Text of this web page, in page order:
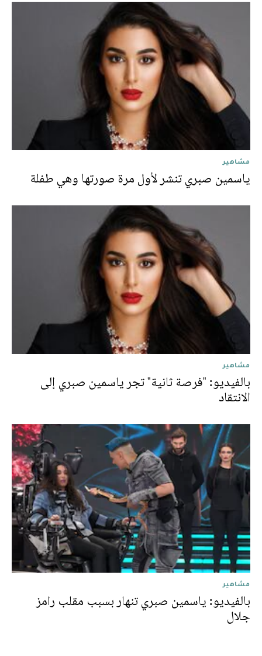
مشاهير
ياسمين صبري تنشر لأول مرة صورتها وهي طفلة
مشاهير
بالفيديو: "فرصة ثانية" تجر ياسمين صبري إلى
الانتقاد
مشاهير
بالفيديو: ياسمين صبري تنهار بسبب مقلب رامز
جلال